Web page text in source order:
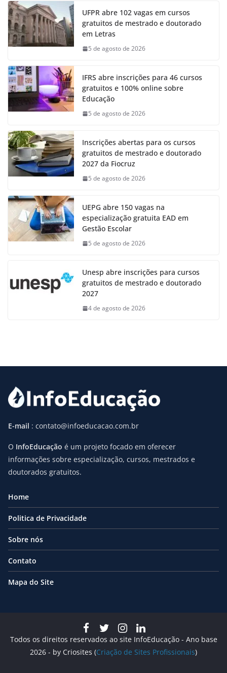
UFPR abre 102 vagas em cursos
gratuitos de mestrado e doutorado
em Letras
5 de agosto de 2026
IFRS abre inscrições para 46 cursos
gratuitos e 100% online sobre
Educação
5 de agosto de 2026
Inscrições abertas para os cursos
gratuitos de mestrado e doutorado
2027 da Fiocruz
5 de agosto de 2026
UEPG abre 150 vagas na
especialização gratuita EAD em
Gestão Escolar
5 de agosto de 2026
Unesp abre inscrições para cursos
gratuitos de mestrado e doutorado
2027
4 de agosto de 2026
E-mail : contato@infoeducacao.com.br
O InfoEducação é um projeto focado em oferecer
informações sobre especialização, cursos, mestrados e
doutorados gratuitos.
Home
Politica de Privacidade
Sobre nós
Contato
Mapa do Site
Todos os direitos reservados ao site InfoEducação - Ano base
2026 - by Criosites (Criação de Sites Profissionais)